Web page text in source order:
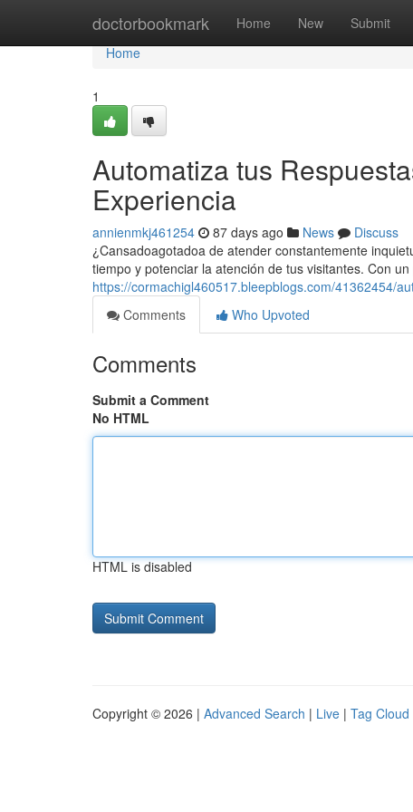
doctorbookmark Home New Submit
Home
Home
1
Automatiza tus
Experiencia
annienmkj461254 87 days ago News
Discuss
¿Cansadoagotadoa de atender constantemente
tiempo y potenciar la atención de tus visitantes. Con
https://cormachigl460517.bleepblogs.com/41362454/
Comments
Who Upvoted
Comments
Submit a Comment
No HTML
HTML is disabled
Copyright © 2026 | Advanced Search | Live | Tag Cloud